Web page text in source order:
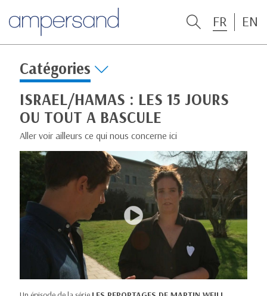
FR EN
Catégories
ISRAEL/HAMAS : LES 15 JOURS
OU TOUT A BASCULE
Aller voir ailleurs ce qui nous concerne ici